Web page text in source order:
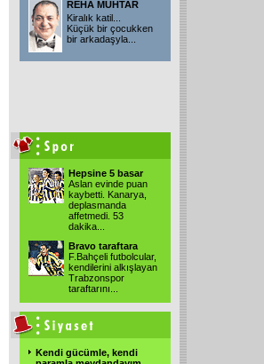
REHA MUHTAR
Kiralık katil...
Küçük bir çocukken
bir arkadaşyla
Hepsine 5 basar
Aslan evinde puan
kaybetti. Kanarya,
deplasmanda
affetmedi. 53
dakika
Bravo taraftara
F.Bahçeli futbolcular,
kendilerini alkışlayan
Trabzonspor
taraftarını
Kendi gücümle, kendi